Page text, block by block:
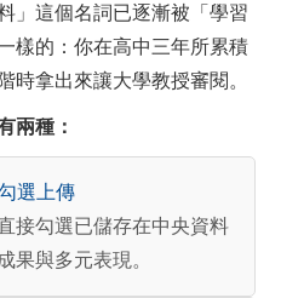
」這個名詞已逐漸被「學習
樣的：你在高中三年所累積
時拿出來讓大學教授審閱。
兩種：
選上傳
接勾選已儲存在中央資料
果與多元表現。